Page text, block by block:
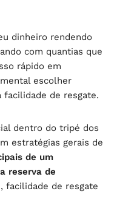
dinheiro rendendo
com quantias que
rápido em
escolher
de resgate.
dentro do tripé dos
estratégias gerais de
de um
reserva de
facilidade de resgate